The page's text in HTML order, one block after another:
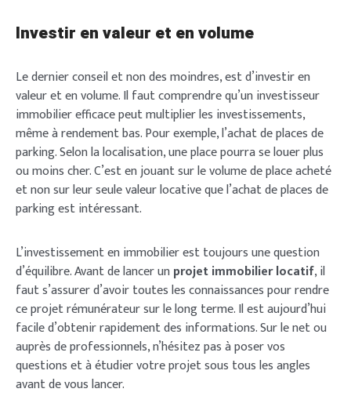
Investir en valeur et en volume
Le dernier conseil et non des moindres, est d’investir en
valeur et en volume. Il faut comprendre qu’un investisseur
immobilier efficace peut multiplier les investissements,
même à rendement bas. Pour exemple, l’achat de places de
parking. Selon la localisation, une place pourra se louer plus
ou moins cher. C’est en jouant sur le volume de place acheté
et non sur leur seule valeur locative que l’achat de places de
parking est intéressant.
L’investissement en immobilier est toujours une question
d’équilibre. Avant de lancer unprojet immobilier locatif, il
faut s’assurer d’avoir toutes les connaissances pour rendre
ce projet rémunérateur sur le long terme. Il est aujourd’hui
facile d’obtenir rapidement des informations. Sur le net ou
auprès de professionnels, n’hésitez pas à poser vos
questions et à étudier votre projet sous tous les angles
avant de vous lancer.